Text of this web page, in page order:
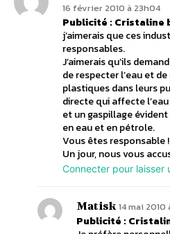
16 février 2010 à 23h04
Publicité : Cristaline
j’aimerais que ces
responsables.
J’aimerais qu’ils
de respecter l’eau et
plastiques dans leurs
directe qui affecte
et un gaspillage
en eau et en pétrole.
Vous êtes responsable !
Un jour, nous vous
Connecter pour laisser
Matisk 14 mai 2010
Publicité :